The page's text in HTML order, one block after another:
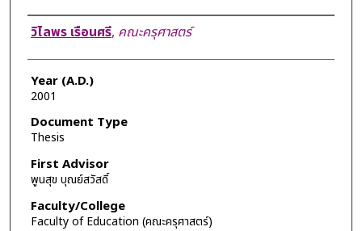
Author
วิไลพร เรือนศรี, คณะครุศาสตร์
Year (A.D.)
2001
Document Type
Thesis
First Advisor
พูนสุข บุณย์สวัสดิ์
Faculty/College
Faculty of Education (คณะครุศาสตร์)